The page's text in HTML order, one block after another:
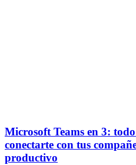
Microsoft Teams en 3:
conectarte con tus
productivo